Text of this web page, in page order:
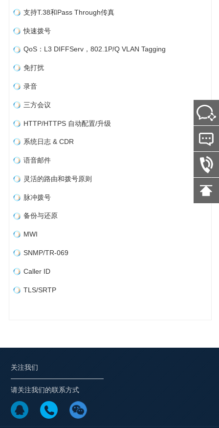
支持T.38和Pass Through传真
快速拨号
QoS：L3 DIFFServ，802.1P/Q VLAN Tagging
免打扰
录音
三方会议
HTTP/HTTPS 自动配置/升级
系统日志 & CDR
语音邮件
灵活的路由和拨号原则
脉冲拨号
备份与还原
MWI
SNMP/TR-069
Caller ID
TLS/SRTP
关注我们
请关注我们的联系方式